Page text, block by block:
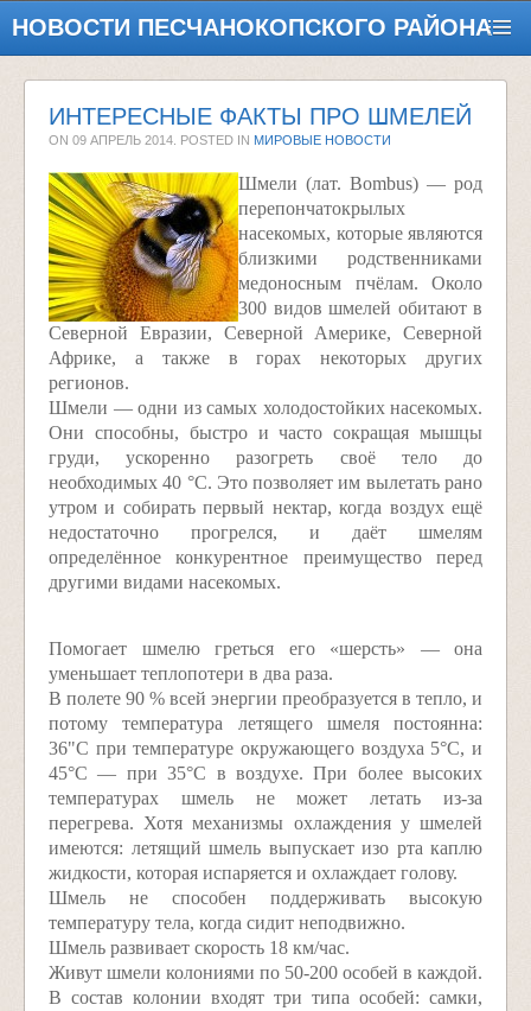
НОВОСТИ ПЕСЧАНОКОПСКОГО РАЙОНА
ИНТЕРЕСНЫЕ ФАКТЫ ПРО ШМЕЛЕЙ
ON 09 АПРЕЛЬ 2014 . POSTED IN МИРОВЫЕ НОВОСТИ
Шмели (лат. Bombus) — род
перепончатокрылых
насекомых, которые являются
близкими родственниками
медоносным пчёлам. Около
300 видов шмелей обитают в
Северной Евразии, Северной Америке, Северной
Африке, а также в горах некоторых других
регионов.
Шмели — одни из самых холодостойких насекомых.
Они способны, быстро и часто сокращая мышцы
груди, ускоренно разогреть своё тело до
необходимых 40 °C. Это позволяет им вылетать рано
утром и собирать первый нектар, когда воздух ещё
недостаточно прогрелся, и даёт шмелям
определённое конкурентное преимущество перед
другими видами насекомых.
Помогает шмелю греться его «шерсть» — она
уменьшает теплопотери в два раза.
В полете 90 % всей энергии преобразуется в тепло, и
потому температура летящего шмеля постоянна:
36"С при температуре окружающего воздуха 5°С, и
45°С — при 35°С в воздухе. При более высоких
температурах шмель не может летать из-за
перегрева. Хотя механизмы охлаждения у шмелей
имеются: летящий шмель выпускает изо рта каплю
жидкости, которая испаряется и охлаждает голову.
Шмель не способен поддерживать высокую
температуру тела, когда сидит неподвижно.
Шмель развивает скорость 18 км/час.
Живут шмели колониями по 50-200 особей в каждой.
В состав колонии входят три типа особей: самки,